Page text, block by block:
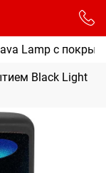
Lamp с
Black Light